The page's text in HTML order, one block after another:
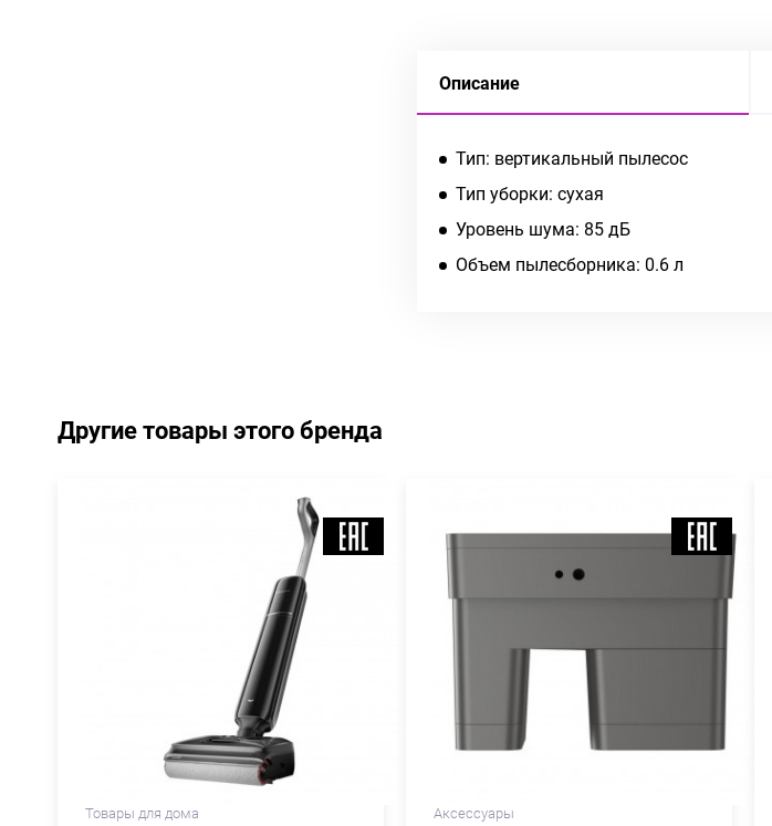
Описание
Тип: вертикальный пылесос
Тип уборки: сухая
Уровень шума: 85 дБ
Объем пылесборника: 0.6 л
Другие товары этого бренда
Товары для дома Аксессуары